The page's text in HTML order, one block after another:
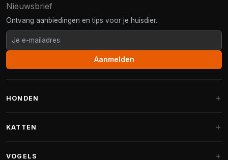
Nieuwsbrief
Ontvang aanbiedingen en tips voor je huisdier.
Aanmelden
HONDEN
KATTEN
VOGELS